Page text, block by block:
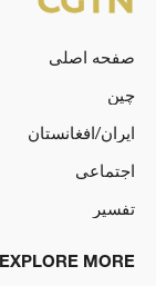
صفحه اصلی
چین
ایران/افغانستان
اجتماعی
تفسیر
EXPLORE MORE